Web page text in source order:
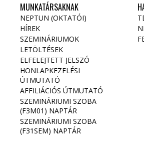
MUNKATÁRSAKNAK
NEPTUN (OKTATÓI)
HÍREK
SZEMINÁRIUMOK
LETÖLTÉSEK
ELFELEJTETT JELSZÓ
HONLAPKEZELÉSI
ÚTMUTATÓ
AFFILIÁCIÓS ÚTMUTATÓ
SZEMINÁRIUMI SZOBA
(F3M01) NAPTÁR
SZEMINÁRIUMI SZOBA
(F31SEM) NAPTÁR